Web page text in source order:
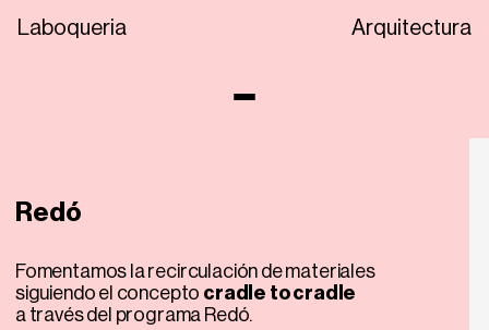
Laboqueria Arquitectura
Redó
Fomentamos la recirculación de materiales
siguiendo el concepto cradle to cradle
a través del programa Redó.